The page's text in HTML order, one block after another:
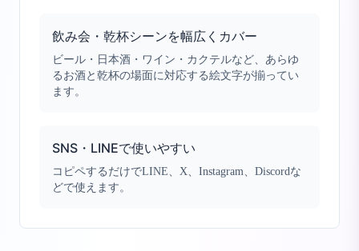
飲み会・乾杯シーンを幅広くカバー
ビール・日本酒・ワイン・カクテルなど、あらゆ
るお酒と乾杯の場面に対応する絵文字が揃ってい
ます。
SNS・LINEで使いやすい
コピペするだけでLINE、X、Instagram、Discordな
どで使えます。